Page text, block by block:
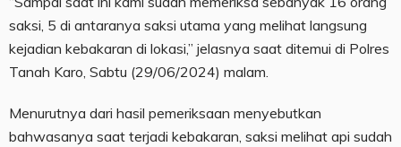
saksi, 5 di antaranya saksi utama yang melihat langsung
kejadian kebakaran di lokasi,” jelasnya saat ditemui di Polres
Tanah Karo, Sabtu (29/06/2024) malam.
Menurutnya dari hasil pemeriksaan menyebutkan
bahwasanya saat terjadi kebakaran, saksi melihat api sudah